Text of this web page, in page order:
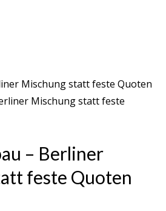
Mischung statt feste Quoten
– Berliner
feste Quoten